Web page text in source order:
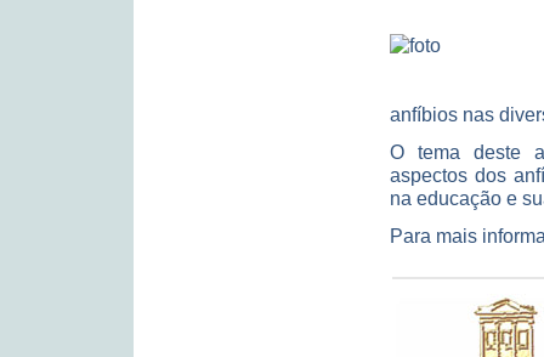
anfíbios nas
O tema deste
aspectos dos
na educação e
Para mais